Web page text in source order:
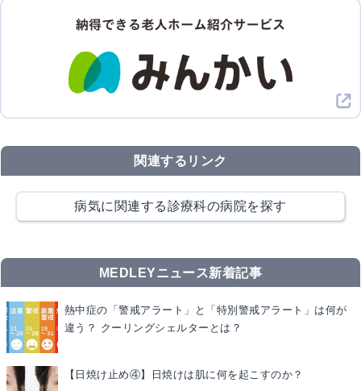
関連するリンク
病気に関連する診療科の病院を探す
MEDLEYニュース新着記事
熱中症の「警戒アラート」と「特別警戒アラート」は何が
違う？ クーリングシェルターとは？
【日焼け止め④】日焼けは肌に何を起こすのか？